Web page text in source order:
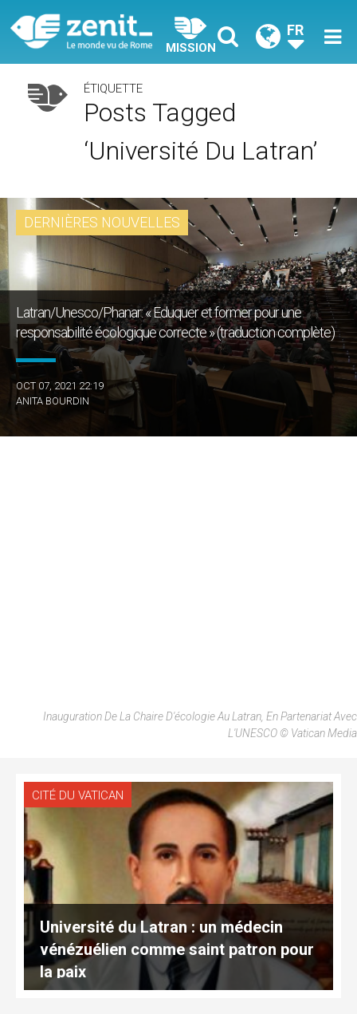
MISSION
FR
ÉTIQUETTE
Posts Tagged
‘Université Du Latran’
DERNIÈRES NOUVELLES
Latran/Unesco/Phanar: « Eduquer et former pour une
responsabilité écologique correcte » (traduction complète)
OCT 07, 2021 22:19
ANITA BOURDIN
Inauguration De La Chaire D'écologie Au Latran, En Partenariat Avec
L'UNESCO © Vatican Media
CITÉ DU VATICAN
Université du Latran : un médecin
vénézuélien comme saint patron pour
la paix